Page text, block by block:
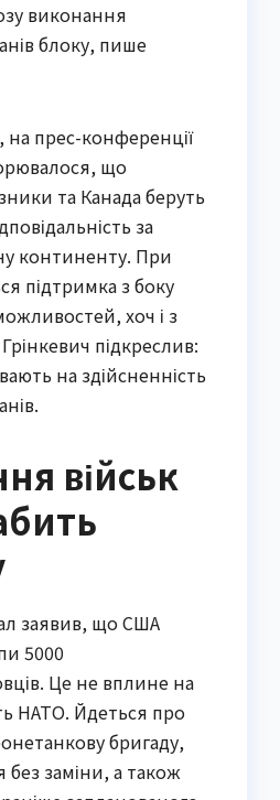
виконання
блоку, пише
прес-конференції
що
та Канада беруть
за
континенту. При
підтримка з боку
хоч і з
підкреслив:
на здійсненність
військ
заявив, що США
5000
Це не вплине на
НАТО. Йдеться про
бригаду,
без заміни, а також